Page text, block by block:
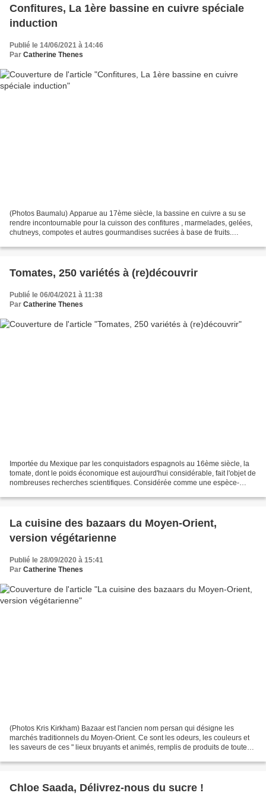
Confitures, La 1ère bassine en cuivre spéciale
induction
Publié le 14/06/2021 à 14:46
Par Catherine Thenes
(Photos Baumalu) Apparue au 17ème siècle, la bassine en cuivre a su se
rendre incontournable pour la cuisson des confitures , marmelades, gelées,
chutneys, compotes et autres gourmandises sucrées à base de fruits.
Tomates, 250 variétés à (re)découvrir
Publié le 06/04/2021 à 11:38
Par Catherine Thenes
Importée du Mexique par les conquistadors espagnols au 16ème siècle, la
tomate, dont le poids économique est aujourd'hui considérable, fait l'objet de
nombreuses recherches scientifiques. Considérée comme une espèce-
La cuisine des bazaars du Moyen-Orient,
version végétarienne
Publié le 28/09/2020 à 15:41
Par Catherine Thenes
(Photos Kris Kirkham) Bazaar est l'ancien nom persan qui désigne les
marchés traditionnels du Moyen-Orient. Ce sont les odeurs, les couleurs et
les saveurs de ces " lieux bruyants et animés, remplis de produits de toutes
Chloe Saada, Délivrez-nous du sucre !